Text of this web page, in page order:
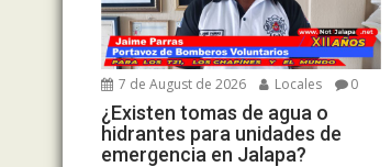
7 de August de 2026 Locales 0
¿Existen tomas de agua o
hidrantes para unidades de
emergencia en Jalapa?